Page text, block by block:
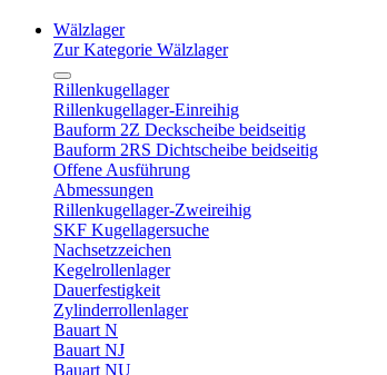
Wälzlager
Zur Kategorie Wälzlager
Rillenkugellager
Rillenkugellager-Einreihig
Bauform 2Z Deckscheibe beidseitig
Bauform 2RS Dichtscheibe beidseitig
Offene Ausführung
Abmessungen
Rillenkugellager-Zweireihig
SKF Kugellagersuche
Nachsetzzeichen
Kegelrollenlager
Dauerfestigkeit
Zylinderrollenlager
Bauart N
Bauart NJ
Bauart NU